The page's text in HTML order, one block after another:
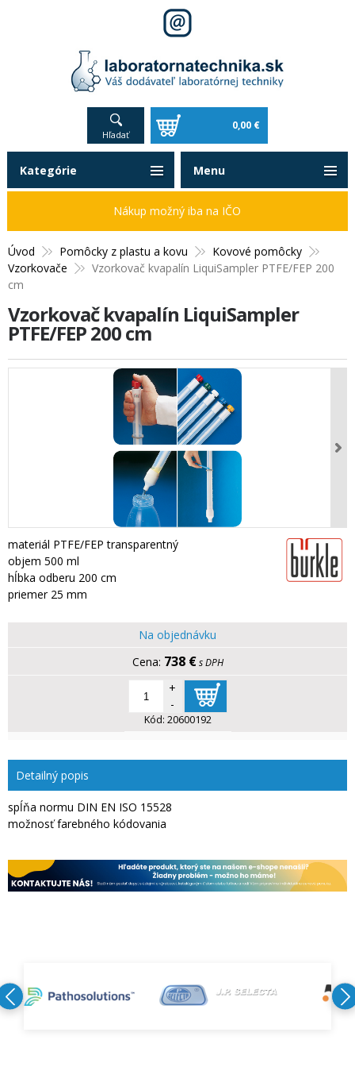
Hľadať
0,00 €
Úvod Pomôcky z plastu a kovu
Kovové pomôcky
Vzorkovače
Vzorkovač kvapalín LiquiSampler PTFE/FEP 200
cm
Vzorkovač kvapalín LiquiSampler
PTFE/FEP 200 cm
materiál PTFE/FEP transparentný
objem 500 ml
hĺbka odberu 200 cm
priemer 25 mm
Na objednávku
738 € s DPH
+
-
Kód: 20600192
Detailný popis
spĺňa normu DIN EN ISO 15528
možnosť farebného kódovania
Kategórie
Nákup možný iba na IČO
Menu